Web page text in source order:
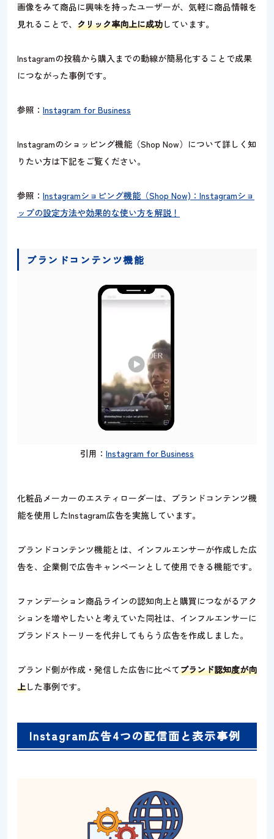
画像をみて商品に興味を持ったユーザーが、気軽に商品情報を
見れることで、 クリック率向上に成功しています。
Instagramの投稿から購入までの動線が簡易化することで成果
につながった事例です。
参照： Instagram for Business
Instagramのショッピング機能（Shop Now）について詳しく知
りたい方は下記をご覧ください。
参照： Instagramショピング機能（Shop Now)：Instagramショ
ップの設定方法や効果的な使い方を解説！
ブランドコンテンツ機能
引用： Instagram for Business
化粧品メーカーのエスティローダーは、ブランドコンテンツ機
能を使用したInstagram広告を実施しています。
ブランドコンテンツ機能とは、インフルエンサーが作成した広
告を、企業側で広告キャンペーンとして使用できる機能です。
ファンデーション商品ラインの認知向上と購買につながるアク
ションを増やしたいと考えていた同社は、インフルエンサーに
ブランドストーリーを代弁してもらう広告を作成しました。
ブランド側が作成・発信した広告に比べてブランド認知度が向
上した事例です。
Instagram広告4つの配信面と表示事例